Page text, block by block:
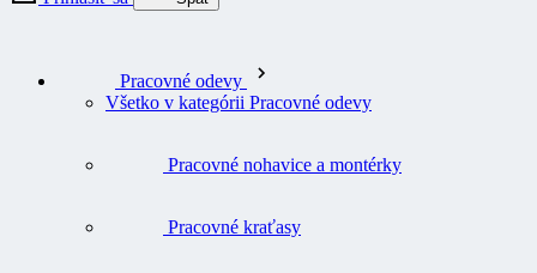
Pracovné odevy
Všetko v kategórii Pracovné odevy
Pracovné nohavice a montérky
Pracovné kraťasy